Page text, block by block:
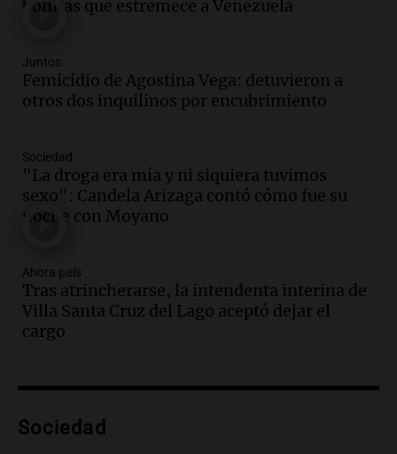
financiero precario debido a la caída del
Panorama Federal
Episodios
Audio.La calidad del empleo en
en un contexto de crisis económica
Panorama Federal
Episodios
Audio. Audiencia por tragedia vial en
Panorama Federal
Episodios
Audio.Solicitan quiebra de Lebron
Group en medio de una investigación
Audio.
bonitas que estremece a Venezuela
Juntos
Femicidio de Agostina Vega: detuvieron a
otros dos inquilinos por encubrimiento
Sociedad
"La droga era mía y ni siquiera tuvimos
sexo": Candela Arizaga contó cómo fue su
noche con Moyano
Ahora país
Tras atrincherarse, la intendenta interina de
Villa Santa Cruz del Lago aceptó dejar el
cargo
Sociedad